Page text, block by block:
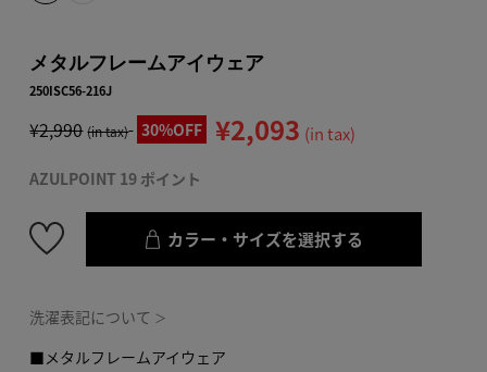
メタルフレームアイウェア
250ISC56-216J
¥2,990 (in tax) 30%OFF ¥2,093 (in tax)
AZULPOINT 19 ポイント
カラー・サイズを選択する
洗濯表記について ＞
■メタルフレームアイウェア